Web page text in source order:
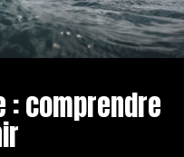
: comprendre